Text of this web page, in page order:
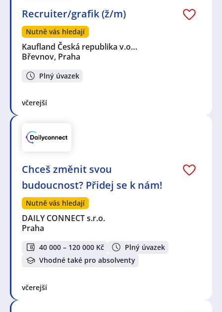
Recruiter/grafik (ž/m)
Nutně vás hledají
Kaufland Česká republika v.o…
Břevnov, Praha
Plný úvazek
včerejší
Chceš změnit svou
budoucnost? Přidej se k nám!
Nutně vás hledají
DAILY CONNECT s.r.o.
Praha
40 000 – 120 000 Kč
Plný úvazek
Vhodné také pro absolventy
včerejší